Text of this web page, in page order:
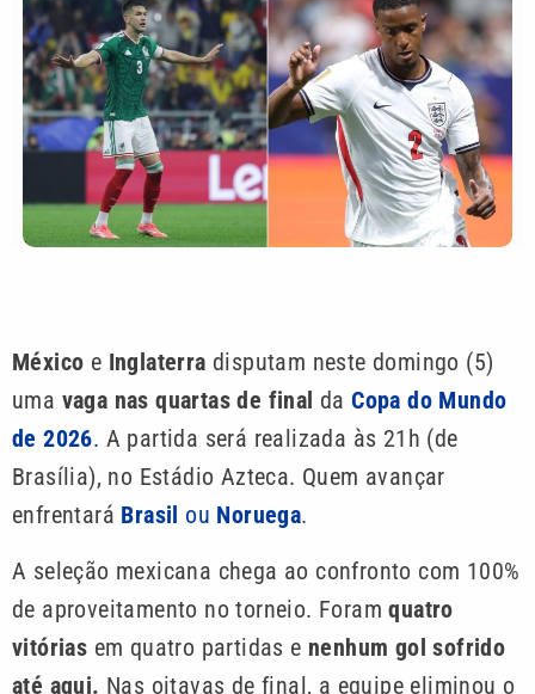
México e Inglaterra disputam neste domingo (5)
uma vaga nas quartas de final daCopa do Mundo
de 2026. A partida será realizada às 21h (de
Brasília), no Estádio Azteca. Quem avançar
enfrentará Brasil ou Noruega.
A seleção mexicana chega ao confronto com 100%
de aproveitamento no torneio. Foramquatro
vitórias em quatro partidas e nenhum gol sofrido
até aqui. Nas oitavas de final, a equipe eliminou o